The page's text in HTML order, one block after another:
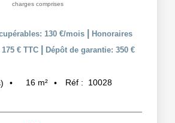
charges comprises
130 €/mois
Honoraires
€ TTC
Dépôt de garantie: 350 €
16 m² Réf : 10028